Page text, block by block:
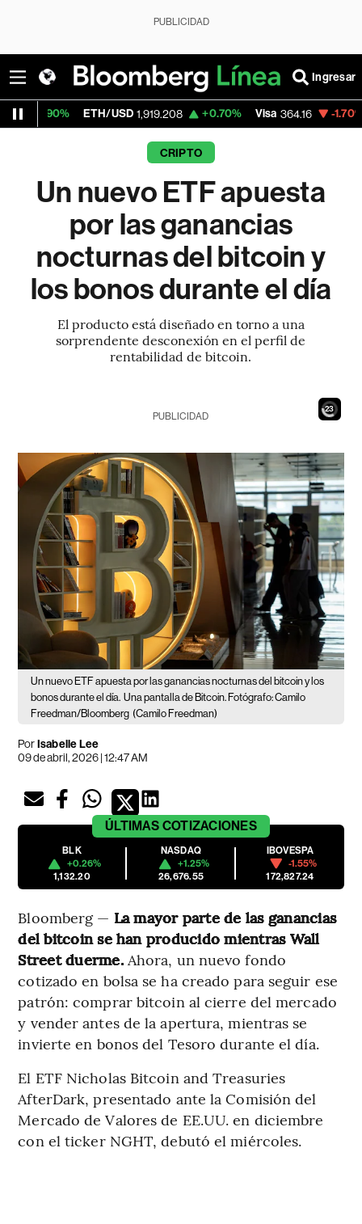
PUBLICIDAD
Ingresar
ETH/USD 1,919.208 +0.70% Visa 364.16 -1.70%
CRIPTO
Un nuevo ETF apuesta
por las ganancias
nocturnas del bitcoin y
los bonos durante el día
El producto está diseñado en torno a una
sorprendente desconexión en el perfil de
rentabilidad de bitcoin.
21
PUBLICIDAD
Un nuevo ETF apuesta por las ganancias nocturnas del bitcoin y los
bonos durante el día. Una pantalla de Bitcoin. Fotógrafo: Camilo
Freedman/Bloomberg (Camilo Freedman)
PorIsabelle Lee
09 de abril, 2026 | 12:47 AM
ÚLTIMAS COTIZACIONES
BLK
+0.26%
1,132.20
NASDAQ
+1.25%
26,676.55
IBOVESPA
-1.55%
172,827.24
Bloomberg — La mayor parte de las ganancias
del bitcoin se han producido mientras Wall
Street duerme.Ahora, un nuevo fondo
cotizado en bolsa se ha creado para seguir ese
patrón: comprar bitcoin al cierre del mercado
y vender antes de la apertura, mientras se
invierte en bonos del Tesoro durante el día.
El ETF Nicholas Bitcoin and Treasuries
AfterDark, presentado ante la Comisión del
Mercado de Valores de EE.UU. en diciembre
con el ticker NGHT, debutó el miércoles.